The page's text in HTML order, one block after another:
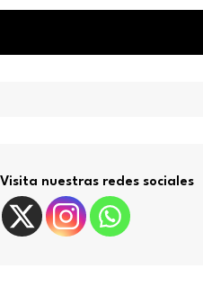
Visita nuestras redes sociales